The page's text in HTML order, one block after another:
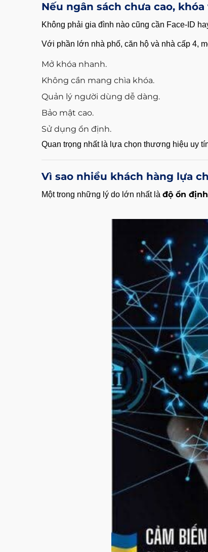
Nếu ngân sách chưa cao,
Không phải gia đình nào cũng cần Face-ID
Với phần lớn nhà phố, căn hộ và nhà cấp 4,
Mở khóa nhanh.
Không cần mang chìa khóa.
Quản lý người dùng dễ dàng.
Bảo mật cao.
Sử dụng ổn định.
Quan trọng nhất là lựa chọn thương hiệu uy
Vì sao nhiều khách hàng lựa
Một trong những lý do lớn nhất là độ ổn